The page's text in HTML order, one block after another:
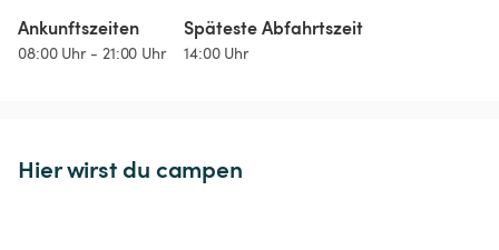
Ankunftszeiten
08:00 Uhr - 21:00 Uhr
Späteste Abfahrtszeit
14:00 Uhr
Hier wirst du campen